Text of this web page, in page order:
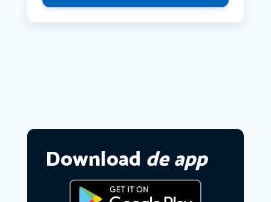
Download de app